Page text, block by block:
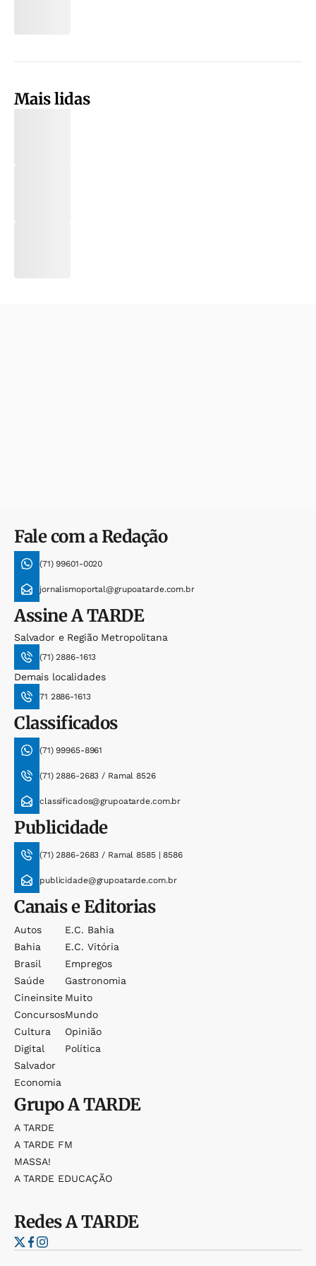
Mais lidas
Fale com a Redação
(71) 99601-0020
jornalismoportal@grupoatarde.com.br
AssineA TARDE
Salvador e Região Metropolitana
(71) 2886-1613
Demais localidades
71 2886-1613
Classificados
(71) 99965-8961
(71) 2886-2683 / Ramal 8526
classificados@grupoatarde.com.br
Publicidade
(71) 2886-2683 / Ramal 8585 | 8586
publicidade@grupoatarde.com.br
Canais e Editorias
Autos
Bahia
Brasil
Saúde
Cineinsite
Concursos
Cultura
Digital
Salvador
Economia
E.c. Bahia
E.c. Vitória
Empregos
Gastronomia
Muito
Mundo
Opinião
Política
GrupoA TARDE
A TARDE
A TARDE FM
MASSA!
A TARDE EDUCAÇÃO
RedesA TARDE